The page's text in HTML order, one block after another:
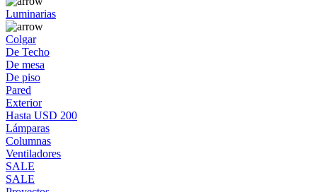
Luminarias
Colgar
De Techo
De mesa
De piso
Pared
Exterior
Hasta USD 200
Lámparas
Columnas
Ventiladores
SALE
SALE